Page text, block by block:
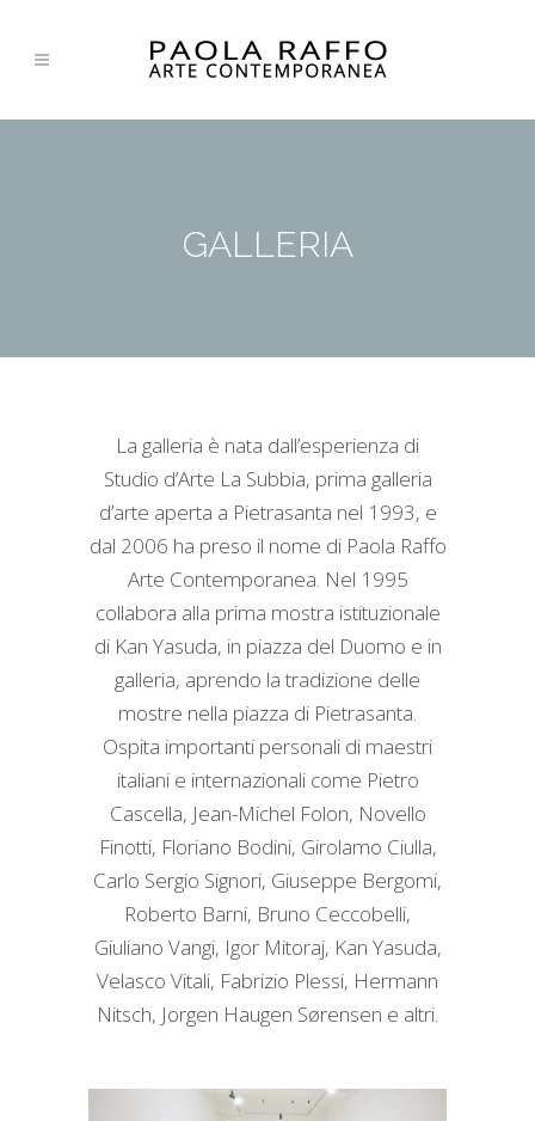
GALLERIA
La galleria è nata dall’esperienza di
Studio d’Arte La Subbia, prima galleria
d’arte aperta a Pietrasanta nel 1993, e
dal 2006 ha preso il nome di Paola Raffo
Arte Contemporanea. Nel 1995
collabora alla prima mostra istituzionale
di Kan Yasuda, in piazza del Duomo e in
galleria, aprendo la tradizione delle
mostre nella piazza di Pietrasanta.
Ospita importanti personali di maestri
italiani e internazionali come Pietro
Cascella, Jean-Michel Folon, Novello
Finotti, Floriano Bodini, Girolamo Ciulla,
Carlo Sergio Signori, Giuseppe Bergomi,
Roberto Barni, Bruno Ceccobelli,
Giuliano Vangi, Igor Mitoraj, Kan Yasuda,
Velasco Vitali, Fabrizio Plessi, Hermann
Nitsch, Jorgen Haugen Sørensen e altri.